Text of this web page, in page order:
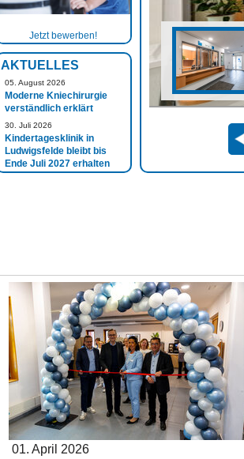
Jetzt bewerben!
AKTUELLES
05. August 2026
Moderne Kniechirurgie
verständlich erklärt
30. Juli 2026
Kindertagesklinik in
Ludwigsfelde bleibt bis
Ende Juli 2027 erhalten
01. April 2026